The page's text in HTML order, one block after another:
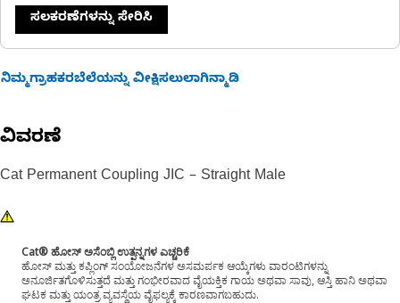
ಸಲಕರಣೆಗಳನ್ನು ಸೇರಿಸಿ
ನಿಮ್ಮಗ್ರಾಹಕರಬೆಲೆಯನ್ನು ವೀಕ್ಷಿಸಲುಲಾಗಿನ್ಮಾಡಿ
ವಿವರಣೆ
Cat Permanent Coupling JIC – Straight Male
Cat® ಹೋಸ್ ಅಸೆಂಬ್ಲಿ ಉತ್ಪನ್ನಗಳ ಎಚ್ಚರಿಕೆ
ಹೋಸ್ ಮತ್ತು ಕಪ್ಲಿಂಗ್ ಸಂಯೋಜನೆಗಳ ಅಸಮರ್ಪಕ ಆಯ್ಕೆಗಳು ವಾರಂಟಿಗಳನ್ನು
ಅನೂರ್ಜಿತಗೊಳಿಸುತ್ತದೆ ಮತ್ತು ಗಂಭೀರವಾದ ವೈಯಕ್ತಿಕ ಗಾಯ ಅಥವಾ ಸಾವು, ಆಸ್ತಿ ಹಾನಿ ಅಥವಾ
ಘಟಕ ಮತ್ತು ಯಂತ್ರ ವ್ಯವಸ್ಥೆಯ ವೈಫಲ್ಯಕ್ಕೆ ಕಾರಣವಾಗಬಹುದು.